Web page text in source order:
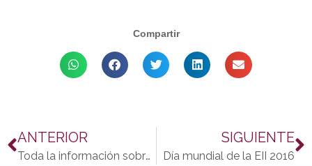
Compartir
ANTERIOR
Toda la información sobre visitas y accesibilidad para los Patios de Córdoba 2016
SIGUIENTE
Día mundial de la EII 2016